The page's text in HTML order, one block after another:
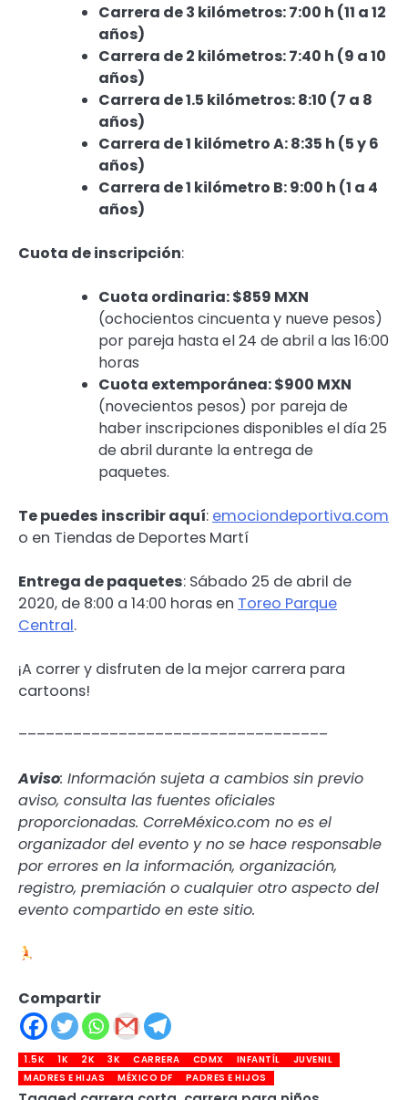
Carrera de 3 kilómetros: 7:00 h (11 a 12
años)
Carrera de 2 kilómetros: 7:40 h (9 a 10
años)
Carrera de 1.5 kilómetros: 8:10 (7 a 8
años)
Carrera de 1 kilómetro A: 8:35 h (5 y 6
años)
Carrera de 1 kilómetro B: 9:00 h (1 a 4
años)
Cuota de inscripción:
Cuota ordinaria: $859 MXN
(ochocientos cincuenta y nueve pesos)
por pareja hasta el 24 de abril a las 16:00
horas
Cuota extemporánea: $900 MXN
(novecientos pesos) por pareja de
haber inscripciones disponibles el día 25
de abril durante la entrega de
paquetes.
Te puedes inscribir aquí: emociondeportiva.com
o en Tiendas de Deportes Martí
Entrega de paquetes: Sábado 25 de abril de
2020, de 8:00 a 14:00 horas en Toreo Parque
Central.
¡A correr y disfruten de la mejor carrera para
cartoons!
––––––––––––––––––––––––––––––––––
Aviso: Información sujeta a cambios sin previo
aviso, consulta las fuentes oficiales
proporcionadas. CorreMéxico.com no es el
organizador del evento y no se hace responsable
por errores en la información, organización,
registro, premiación o cualquier otro aspecto del
evento compartido en este sitio.
Compartir
1.5K 1K 2K 3K CARRERA CDMX INFANTÍL
JUVENIL
MADRES E HIJAS
MÉXICO DF PADRES E HIJOS